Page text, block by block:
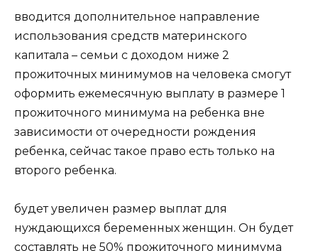
вводится дополнительное направление
использования средств материнского
капитала – семьи с доходом ниже 2
прожиточных минимумов на человека смогут
оформить ежемесячную выплату в размере 1
прожиточного минимума на ребенка вне
зависимости от очередности рождения
ребенка, сейчас такое право есть только на
второго ребенка.
будет увеличен размер выплат для
нуждающихся беременных женщин. Он будет
составлять не 50% прожиточного минимума